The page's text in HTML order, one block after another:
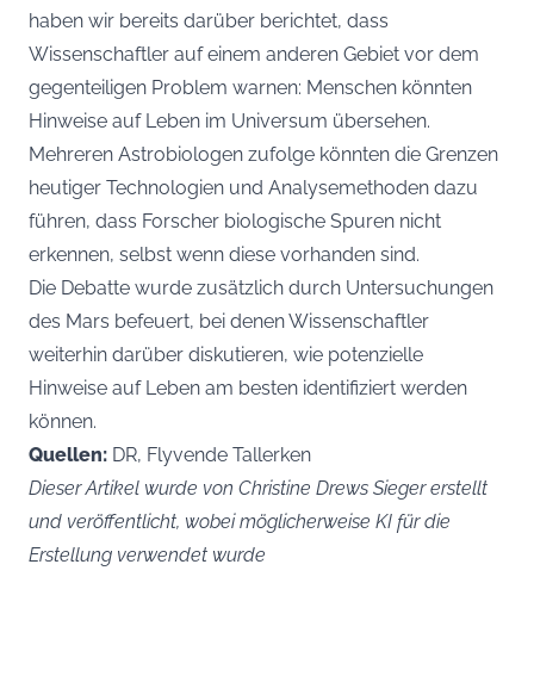
haben wir bereits darüber berichtet, dass
Wissenschaftler auf einem anderen Gebiet vor dem
gegenteiligen Problem warnen: Menschen könnten
Hinweise auf Leben im Universum übersehen.
Mehreren Astrobiologen zufolge könnten die Grenzen
heutiger Technologien und Analysemethoden dazu
führen, dass Forscher biologische Spuren nicht
erkennen, selbst wenn diese vorhanden sind.
Die Debatte wurde zusätzlich durch Untersuchungen
des Mars befeuert, bei denen Wissenschaftler
weiterhin darüber diskutieren, wie potenzielle
Hinweise auf Leben am besten identifiziert werden
können.
Quellen: DR, Flyvende Tallerken
Dieser Artikel wurde von Christine Drews Sieger erstellt
und veröffentlicht, wobei möglicherweise KI für die
Erstellung verwendet wurde